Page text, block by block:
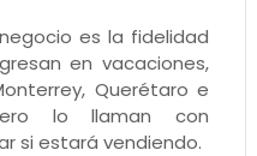
es la fidelidad
en vacaciones,
Querétaro e
lo llaman con
si estará vendiendo.